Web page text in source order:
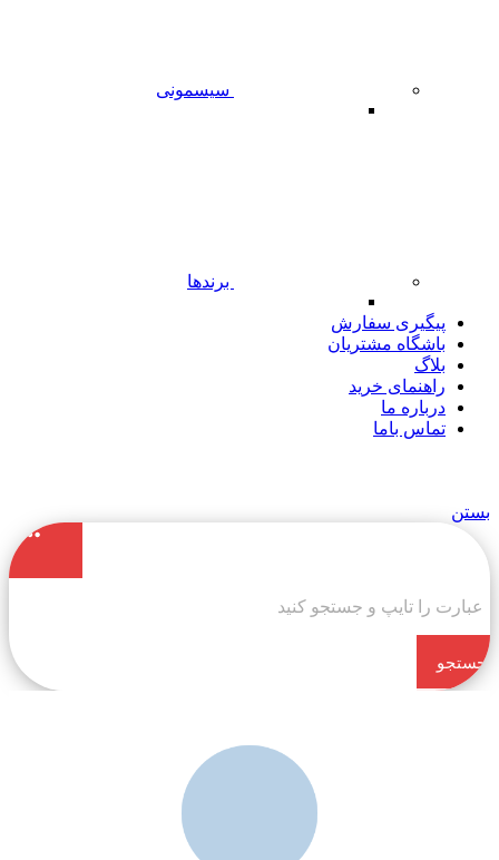
سیسمونی
برندها
پیگیری سفارش
باشگاه مشتریان
بلاگ
راهنمای خرید
درباره ما
تماس باما
بستن
جستجو